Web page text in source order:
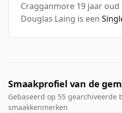
Cragganmore 19 jaar oud
Douglas Laing is een
Smaakprofiel van de
Gebaseerd op 55 gearchiveerde
smaakkenmerken